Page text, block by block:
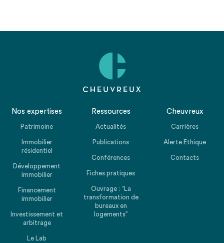
Nos expertises
Patrimoine
Immobilier
résidentiel
Développement
immobilier
Financement
immobilier
Investissement et
arbitrage
Le Lab
Ressources
Actualités
Publications
Conférences
Fiches pratiques
Ouvrage : “La
transformation de
bureaux en
logements”
Cheuvreux
Carrières
Alerte Ethique
Contacts